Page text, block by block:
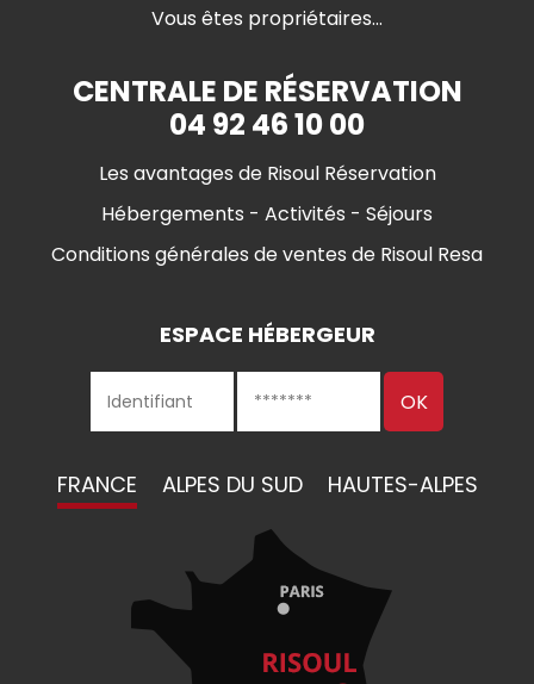
Vous êtes propriétaires...
CENTRALE DE RÉSERVATION
04 92 46 10 00
Les avantages de Risoul Réservation
Hébergements - Activités - Séjours
Conditions générales de ventes de Risoul Resa
ESPACE HÉBERGEUR
FRANCE ALPES DU SUD HAUTES-ALPES